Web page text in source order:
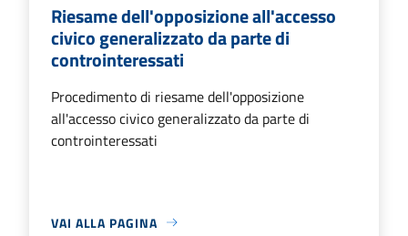
Riesame dell'opposizione all'accesso
civico generalizzato da parte di
controinteressati
Procedimento di riesame dell'opposizione
all'accesso civico generalizzato da parte di
controinteressati
VAI ALLA PAGINA